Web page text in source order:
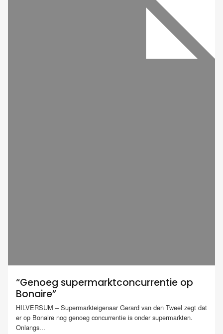
“Genoeg supermarktconcurrentie op
Bonaire”
HILVERSUM – Supermarkteigenaar Gerard van den Tweel zegt dat
er op Bonaire nog genoeg concurrentie is onder supermarkten.
Onlangs...